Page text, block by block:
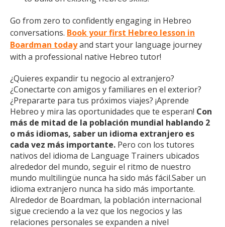
Go from zero to confidently engaging in Hebreo
conversations. Book your first Hebreo lesson in
Boardman todayand start your language journey
with a professional native Hebreo tutor!
¿Quieres expandir tu negocio al extranjero?
¿Conectarte con amigos y familiares en el exterior?
¿Prepararte para tus próximos viajes? ¡Aprende
Hebreo y mira las oportunidades que te esperan! Con
más de mitad de la población mundial hablando 2
o más idiomas, saber un idioma extranjero es
cada vez más importante. Pero con los tutores
nativos del idioma de Language Trainers ubicados
alrededor del mundo, seguir el ritmo de nuestro
mundo multilingüe nunca ha sido más fácil.Saber un
idioma extranjero nunca ha sido más importante.
Alrededor de Boardman, la población internacional
sigue creciendo a la vez que los negocios y las
relaciones personales se expanden a nivel